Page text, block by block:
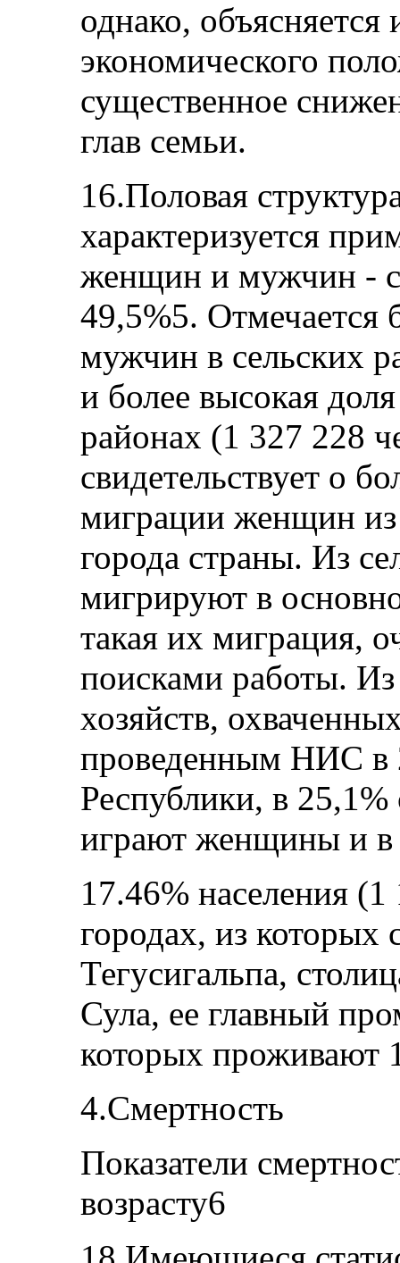
однако,
экономического
существенное
глав семьи.
16.Половая
характеризуется
женщин и мужчин -
49,5%5. Отмечается
мужчин в сельских
и более высокая
районах (1 327 228
свидетельствует о
миграции женщин из
города страны. Из
мигрируют в
такая их миграция,
поисками работы.
хозяйств,
проведенным НИС в
Республики, в 25,1%
играют женщины и
17.46% населения
городах, из
Тегусигальпа,
Сула, ее главный
которых проживают
4.Смертность
Показатели
возрасту6